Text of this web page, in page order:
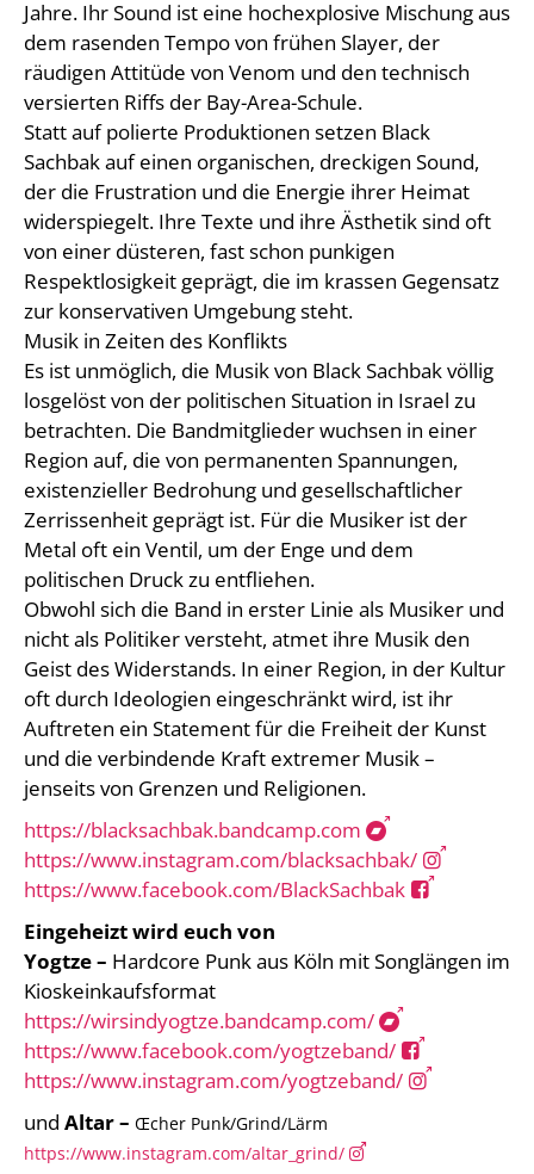
Jahre. Ihr Sound ist eine hochexplosive Mischung aus
dem rasenden Tempo von frühen Slayer, der
räudigen Attitüde von Venom und den technisch
versierten Riffs der Bay-Area-Schule.
Statt auf polierte Produktionen setzen Black
Sachbak auf einen organischen, dreckigen Sound,
der die Frustration und die Energie ihrer Heimat
widerspiegelt. Ihre Texte und ihre Ästhetik sind oft
von einer düsteren, fast schon punkigen
Respektlosigkeit geprägt, die im krassen Gegensatz
zur konservativen Umgebung steht.
Musik in Zeiten des Konflikts
Es ist unmöglich, die Musik von Black Sachbak völlig
losgelöst von der politischen Situation in Israel zu
betrachten. Die Bandmitglieder wuchsen in einer
Region auf, die von permanenten Spannungen,
existenzieller Bedrohung und gesellschaftlicher
Zerrissenheit geprägt ist. Für die Musiker ist der
Metal oft ein Ventil, um der Enge und dem
politischen Druck zu entfliehen.
Obwohl sich die Band in erster Linie als Musiker und
nicht als Politiker versteht, atmet ihre Musik den
Geist des Widerstands. In einer Region, in der Kultur
oft durch Ideologien eingeschränkt wird, ist ihr
Auftreten ein Statement für die Freiheit der Kunst
und die verbindende Kraft extremer Musik –
jenseits von Grenzen und Religionen.
https://blacksachbak.bandcamp.com
https://www.instagram.com/blacksachbak/
https://www.facebook.com/BlackSachbak
Eingeheizt wird euch von
Yogtze – Hardcore Punk aus Köln mit Songlängen im
Kioskeinkaufsformat
https://wirsindyogtze.bandcamp.com/
https://www.facebook.com/yogtzeband/
https://www.instagram.com/yogtzeband/
und Altar – Œcher Punk/Grind/Lärm
https://www.instagram.com/altar_grind/